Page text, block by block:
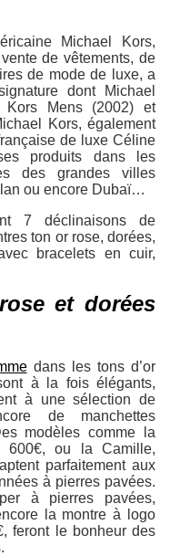
Michael Kors,
de vêtements, de
de mode de luxe, a
dont Michael
Kors Mens (2002) et
Kors, également
de luxe Céline
produits dans les
des grandes villes
ou encore Dubaï…
7 déclinaisons de
ton or rose, dorées,
bracelets en cuir,
et dorées
dans les tons d’or
à la fois élégants,
à une sélection de
de manchettes
modèles comme la
600€, ou la Camille,
parfaitement aux
à pierres pavées.
à pierres pavées,
la montre à logo
feront le bonheur des